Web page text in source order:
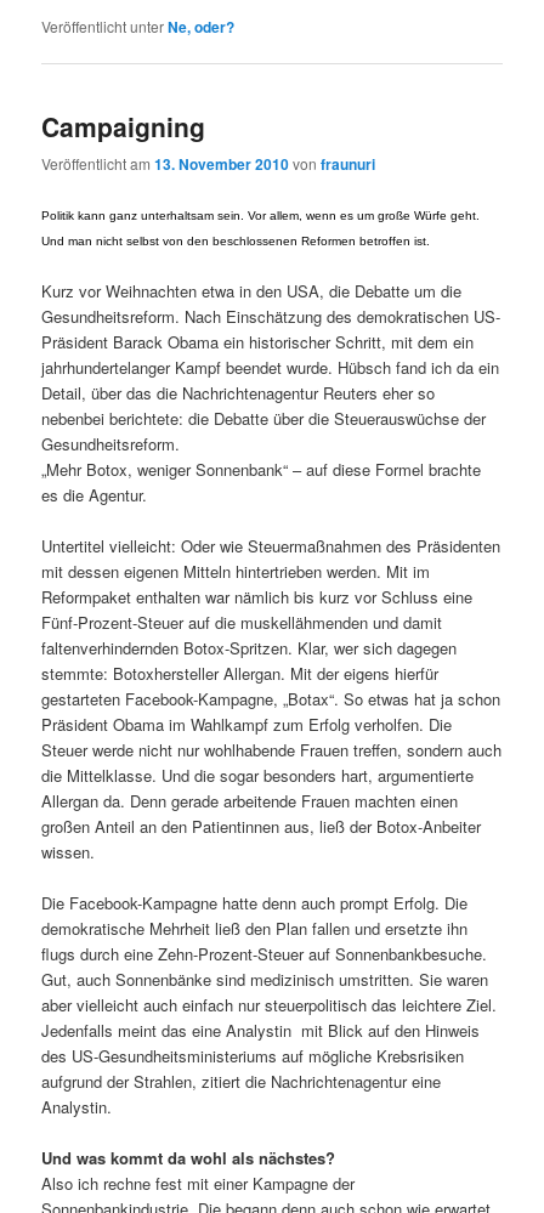
Veröffentlicht unterNe, oder?
Campaigning
Veröffentlicht am13. November 2010vonfraunuri
Politik kann ganz unterhaltsam sein. Vor allem, wenn es um große Würfe geht.
Und man nicht selbst von den beschlossenen Reformen betroffen ist.
Kurz vor Weihnachten etwa in den USA, die Debatte um die
Gesundheitsreform. Nach Einschätzung des demokratischen US-
Präsident Barack Obama ein historischer Schritt, mit dem ein
jahrhundertelanger Kampf beendet wurde. Hübsch fand ich da ein
Detail, über das die Nachrichtenagentur Reuters eher so
nebenbei berichtete: die Debatte über die Steuerauswüchse der
Gesundheitsreform.
„Mehr Botox, weniger Sonnenbank“ – auf diese Formel brachte
es die Agentur.
Untertitel vielleicht: Oder wie Steuermaßnahmen des Präsidenten
mit dessen eigenen Mitteln hintertrieben werden. Mit im
Reformpaket enthalten war nämlich bis kurz vor Schluss eine
Fünf-Prozent-Steuer auf die muskellähmenden und damit
faltenverhindernden Botox-Spritzen. Klar, wer sich dagegen
stemmte: Botoxhersteller Allergan. Mit der eigens hierfür
gestarteten Facebook-Kampagne, „Botax“. So etwas hat ja schon
Präsident Obama im Wahlkampf zum Erfolg verholfen. Die
Steuer werde nicht nur wohlhabende Frauen treffen, sondern auch
die Mittelklasse. Und die sogar besonders hart, argumentierte
Allergan da. Denn gerade arbeitende Frauen machten einen
großen Anteil an den Patientinnen aus, ließ der Botox-Anbeiter
wissen.
Die Facebook-Kampagne hatte denn auch prompt Erfolg. Die
demokratische Mehrheit ließ den Plan fallen und ersetzte ihn
flugs durch eine Zehn-Prozent-Steuer auf Sonnenbankbesuche.
Gut, auch Sonnenbänke sind medizinisch umstritten. Sie waren
aber vielleicht auch einfach nur steuerpolitisch das leichtere Ziel.
Jedenfalls meint das eine Analystin mit Blick auf den Hinweis
des US-Gesundheitsministeriums auf mögliche Krebsrisiken
aufgrund der Strahlen, zitiert die Nachrichtenagentur eine
Analystin.
Und was kommt da wohl als nächstes?
Also ich rechne fest mit einer Kampagne der